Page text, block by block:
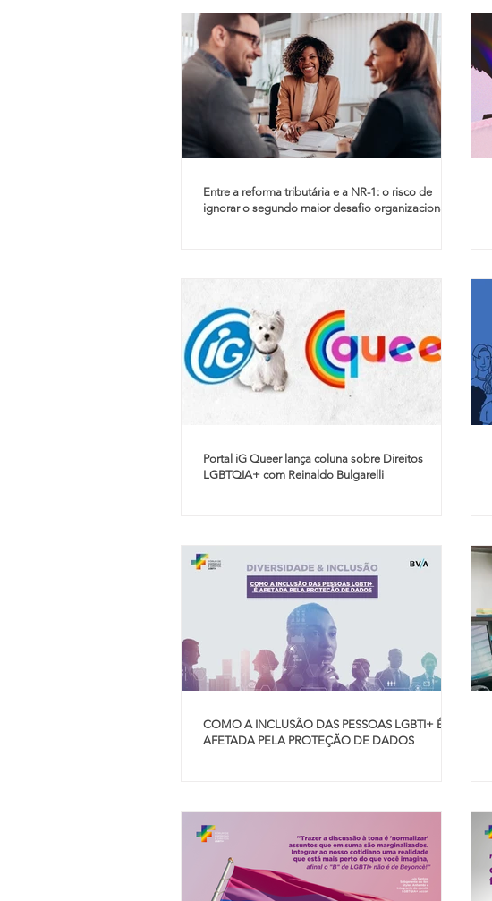
Entre a reforma tributária e a NR-1: o risco de
ignorar o segundo maior desafio organizacional
Portal iG Queer lança coluna sobre Direitos
LGBTQIA+ com Reinaldo Bulgarelli
COMO A INCLUSÃO DAS PESSOAS LGBTI+ É
AFETADA PELA PROTEÇÃO DE DADOS